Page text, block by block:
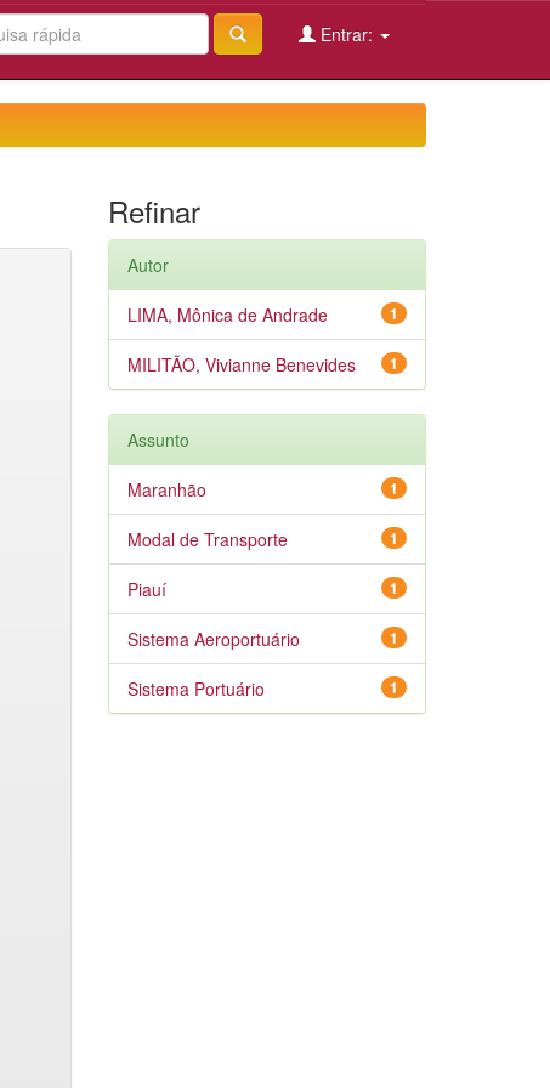
Entrar:
Refinar
Autor
1
LIMA, Mônica de Andrade
1
MILITÃO, Vivianne Benevides
Assunto
1
Maranhão
1
Modal de Transporte
1
Piauí
1
Sistema Aeroportuário
1
Sistema Portuário